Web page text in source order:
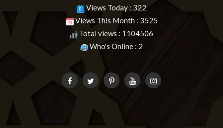
Views Today : 322
Views This Month : 3525
Total views : 1104506
Who's Online : 2